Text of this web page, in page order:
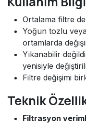
Ortalama filtre
Yoğun tozlu
ortamlarda
Yıkanabilir
yenisiyle
Filtre değişimi
Teknik
Filtrasyon